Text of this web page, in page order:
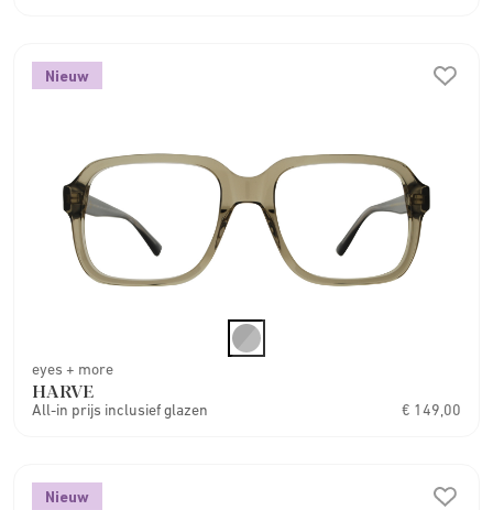
Nieuw
eyes + more
HARVE
All-in prijs inclusief glazen € 149,00
Nieuw